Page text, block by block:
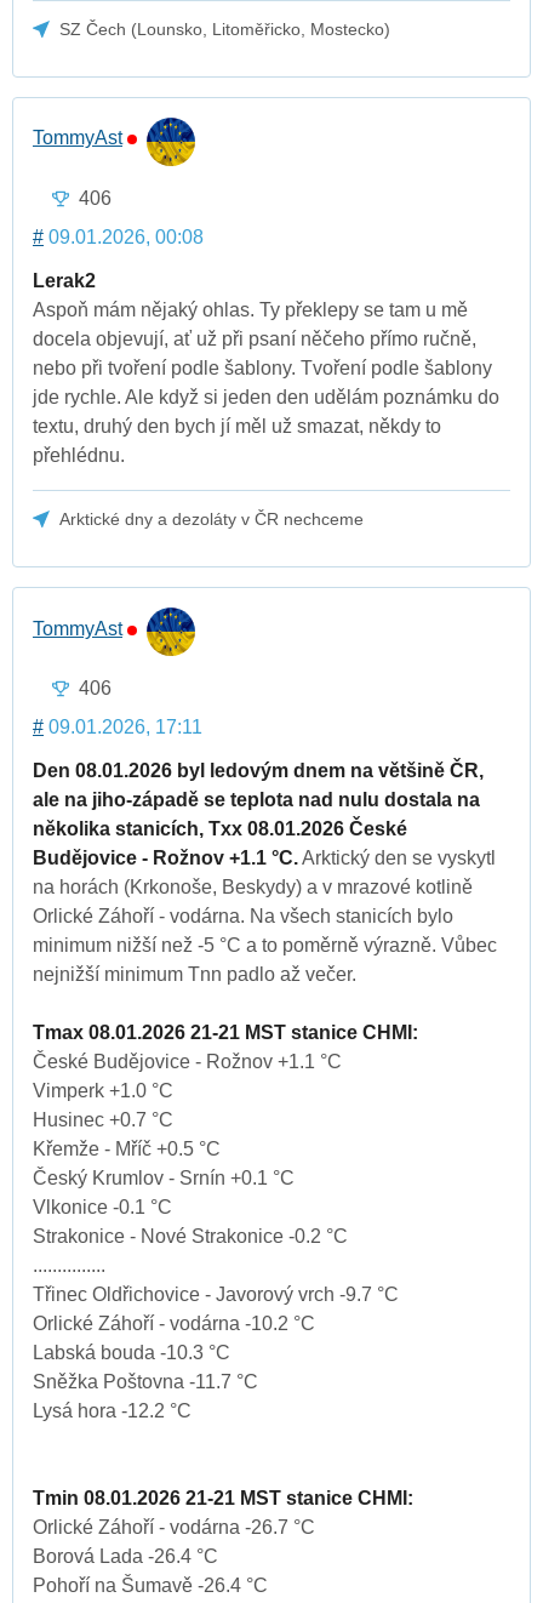
SZ Čech (Lounsko, Litoměřicko, Mostecko)
TommyAst
406
# 09.01.2026, 00:08
Lerak2
Aspoň mám nějaký ohlas. Ty překlepy se tam u mě
docela objevují, ať už při psaní něčeho přímo ručně,
nebo při tvoření podle šablony. Tvoření podle šablony
jde rychle. Ale když si jeden den udělám poznámku do
textu, druhý den bych jí měl už smazat, někdy to
přehlédnu.
Arktické dny a dezoláty v ČR nechceme
TommyAst
406
# 09.01.2026, 17:11
Den 08.01.2026 byl ledovým dnem na většině ČR,
ale na jiho-západě se teplota nad nulu dostala na
několika stanicích, Txx 08.01.2026 České
Budějovice - Rožnov +1.1 °C.Arktický den se vyskytl
na horách (Krkonoše, Beskydy) a v mrazové kotlině
Orlické Záhoří - vodárna. Na všech stanicích bylo
minimum nižší než -5 °C a to poměrně výrazně. Vůbec
nejnižší minimum Tnn padlo až večer.
Tmax 08.01.2026 21-21 MST stanice CHMI:
České Budějovice - Rožnov +1.1 °C
Vimperk +1.0 °C
Husinec +0.7 °C
Křemže - Mříč +0.5 °C
Český Krumlov - Srnín +0.1 °C
Vlkonice -0.1 °C
Strakonice - Nové Strakonice -0.2 °C
...............
Třinec Oldřichovice - Javorový vrch -9.7 °C
Orlické Záhoří - vodárna -10.2 °C
Labská bouda -10.3 °C
Sněžka Poštovna -11.7 °C
Lysá hora -12.2 °C
Tmin 08.01.2026 21-21 MST stanice CHMI:
Orlické Záhoří - vodárna -26.7 °C
Borová Lada -26.4 °C
Pohoří na Šumavě -26.4 °C